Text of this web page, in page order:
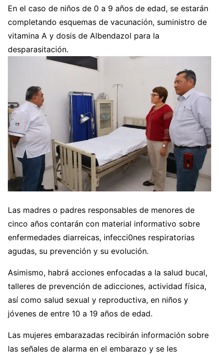
En el caso de niños de 0 a 9 años de edad, se estarán
completando esquemas de vacunación, suministro de
vitamina A y dosis de Albendazol para la
desparasitación.
Las madres o padres responsables de menores de
cinco años contarán con material informativo sobre
enfermedades diarreicas, infecci0nes respiratorias
agudas, su prevención y su evolución.
Asimismo, habrá acciones enfocadas a la salud bucal,
talleres de prevención de adicciones, actividad física,
así como salud sexual y reproductiva, en niños y
jóvenes de entre 10 a 19 años de edad.
Las mujeres embarazadas recibirán información sobre
las señales de alarma en el embarazo y se les